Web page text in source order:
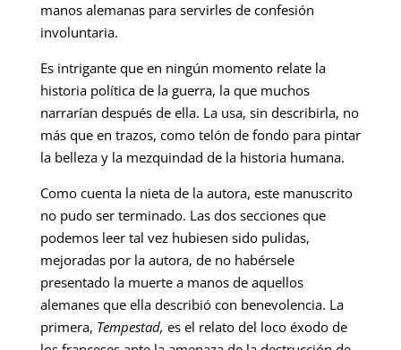
manos alemanas para servirles de confesión
involuntaria.
Es intrigante que en ningún momento relate la
historia política de la guerra, la que muchos
narrarían después de ella. La usa, sin describirla, no
más que en trazos, como telón de fondo para pintar
la belleza y la mezquindad de la historia humana.
Como cuenta la nieta de la autora, este manuscrito
no pudo ser terminado. Las dos secciones que
podemos leer tal vez hubiesen sido pulidas,
mejoradas por la autora, de no habérsele
presentado la muerte a manos de aquellos
alemanes que ella describió con benevolencia. La
primera, Tempestad, es el relato del loco éxodo de